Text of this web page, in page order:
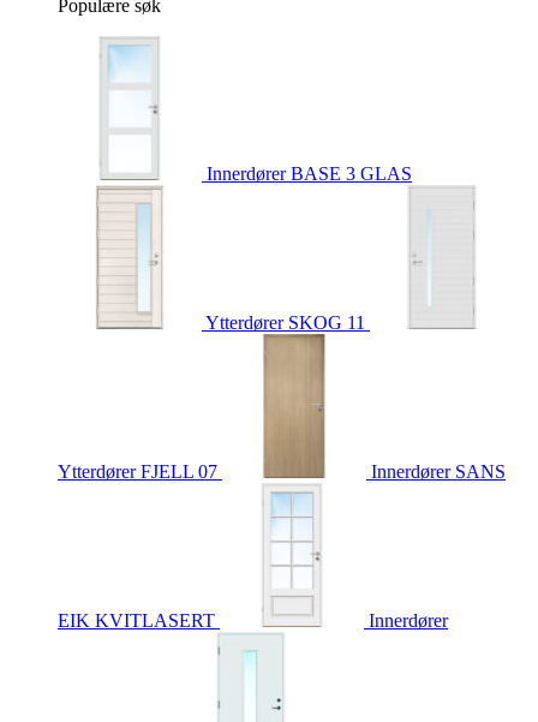
Populære søk
InnerdørerBASE 3 GLAS
Ytterdører SKOG 11
YtterdørerFJELL 07 Innerdører SANS
EIK KVITLASERT Innerdører